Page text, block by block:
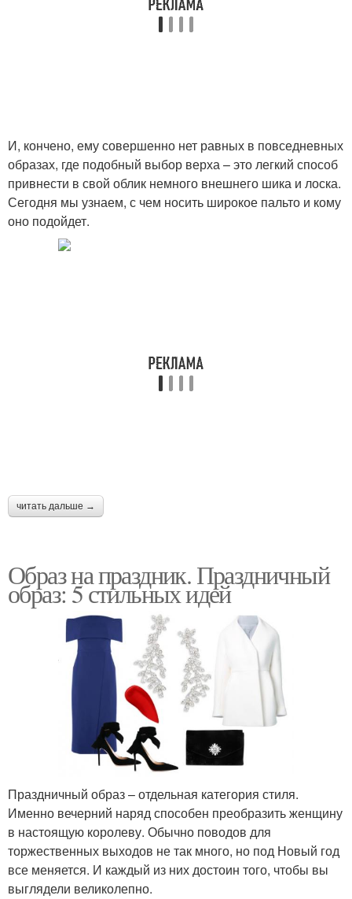
И, кончено, ему совершенно нет равных в повседневных
образах, где подобный выбор верха – это легкий способ
привнести в свой облик немного внешнего шика и лоска.
Сегодня мы узнаем, с чем носить широкое пальто и кому
оно подойдет.
читать дальше →
Образ на праздник. Праздничный
образ: 5 стильных идей
Праздничный образ – отдельная категория стиля.
Именно вечерний наряд способен преобразить женщину
в настоящую королеву. Обычно поводов для
торжественных выходов не так много, но под Новый год
все меняется. И каждый из них достоин того, чтобы вы
выглядели великолепно.